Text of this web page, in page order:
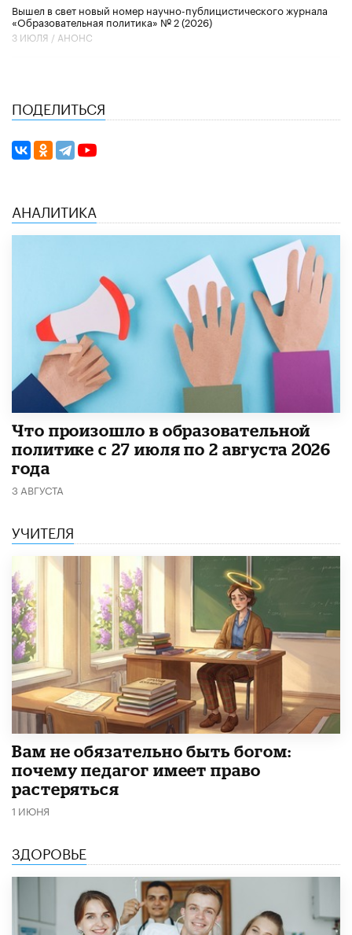
Вышел в свет новый номер научно-публицистического журнала
«Образовательная политика» № 2 (2026)
3 ИЮЛЯ / АНОНС
ПОДЕЛИТЬСЯ
АНАЛИТИКА
​Что произошло в образовательной
политике с 27 июля по 2 августа 2026
года
3 АВГУСТА
УЧИТЕЛЯ
​Вам не обязательно быть богом:
почему педагог имеет право
растеряться
1 ИЮНЯ
ЗДОРОВЬЕ